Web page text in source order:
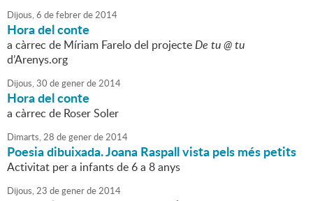
Dijous,6 defebrerde2014
Hora del conte
a càrrec de Míriam Farelo del projecteDe tu @ tu
d’Arenys.org
Dijous,30 degenerde2014
Hora del conte
a càrrec de Roser Soler
Dimarts,28 degenerde2014
Poesia dibuixada. Joana Raspall vista pels més petits
Activitat per a infants de 6 a 8 anys
Dijous,23 degenerde2014